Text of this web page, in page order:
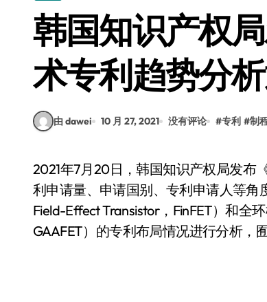
容器部署与编排优化：赋能高效
韩国知识产权
术专利趋势分
由 dawei 10 月 27, 2021 没有评论 #专利 #制
2021年7月20日，韩国知识产权局发布《半导体芯片制程技术专利趋势分析》报告，该报告从专
利申请量、申请国别、专利申请人等角
Field-Effect Transistor，FinFET）和全
GAAFET）的专利布局情况进行分析，